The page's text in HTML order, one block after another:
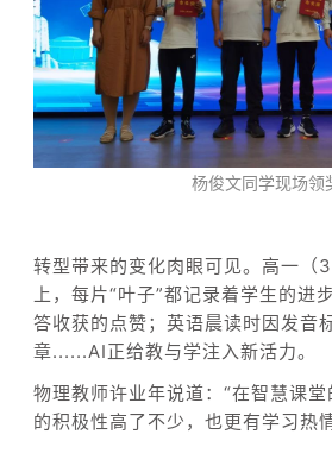
杨俊文同学现场领
转型带来的变化肉眼可见。高一（
上，每片“叶子”都记录着学生的进
答收获的点赞；英语晨读时因发音
章......AI正给教与学注入新活力。
物理教师许业年说道：“在智慧课
的积极性高了不少，也更有学习热